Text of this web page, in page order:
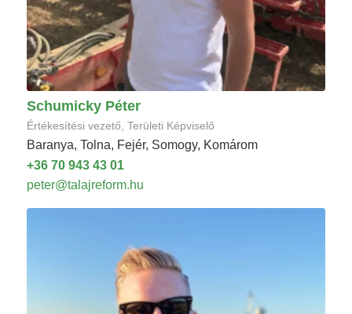
Schumicky Péter
Értékesítési vezető, Területi Képviselő
Baranya, Tolna, Fejér, Somogy, Komárom
+36 70 943 43 01
peter@talajreform.hu